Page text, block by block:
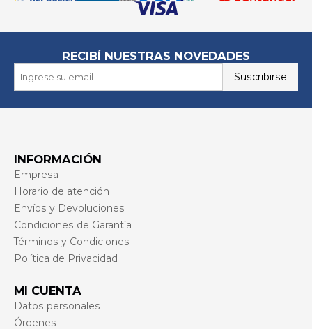
RECIBÍ NUESTRAS NOVEDADES
Suscribirse
INFORMACIÓN
Empresa
Horario de atención
Envíos y Devoluciones
Condiciones de Garantía
Términos y Condiciones
Política de Privacidad
MI CUENTA
Datos personales
Órdenes